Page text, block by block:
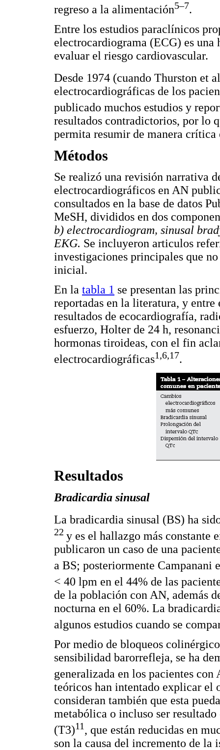
regreso a la alimentación5–7.
Entre los estudios paraclínicos
electrocardiograma (ECG) es
evaluar el riesgo cardiovascular.
Desde 1974 (cuando Thurston et al
electrocardiográficas de los
publicado muchos estudios y
resultados contradictorios, por lo
permita resumir de manera crítica
Métodos
Se realizó una revisión narrativa
electrocardiográficos en AN
consultados en la base de datos
MeSH, divididos en dos
b) electrocardiogram, sinusal
EKG. Se incluyeron articulos
investigaciones principales que
inicial.
En la tabla 1 se presentan las
reportadas en la literatura, y
resultados de ecocardiografía,
esfuerzo, Holter de 24 h,
hormonas tiroideas, con el fin
electrocardiográficas1,6,17.
Resultados
Bradicardia sinusal
La bradicardia sinusal (BS) ha
22 y es el hallazgo más constante
publicaron un caso de una
a BS; posteriormente Campanani
< 40 lpm en el 44% de las
de la población con AN, además
nocturna en el 60%. La
algunos estudios cuando se
Por medio de bloqueos
sensibilidad barorrefleja, se ha
generalizada en los pacientes con
teóricos han intentado explicar el
consideran también que esta
metabólica o incluso ser
(T3)11, que están reducidas en
son la causa del incremento de la